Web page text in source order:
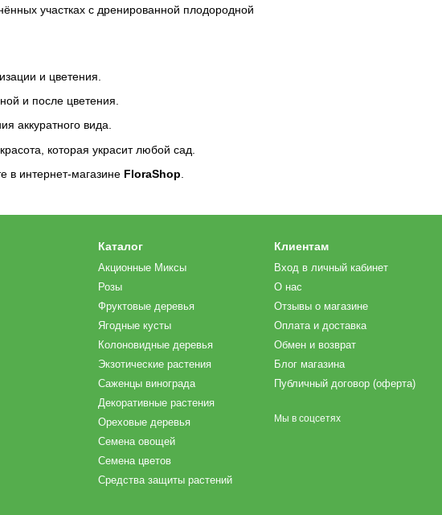
участках с дренированной плодородной
и цветения.
и после цветения.
аккуратного вида.
которая украсит любой сад.
в интернет-магазине FloraShop
Каталог
Акционные Миксы
Розы
Фруктовые деревья
Ягодные кусты
Колоновидные деревья
Экзотические растения
Саженцы винограда
Декоративные растения
Ореховые деревья
Семена овощей
Семена цветов
Средства защиты растений
Клиентам
Вход в личный кабинет
О нас
Отзывы о магазине
Оплата и доставка
Обмен и возврат
Блог магазина
Публичный договор (оферта)
Мы в соцсетях